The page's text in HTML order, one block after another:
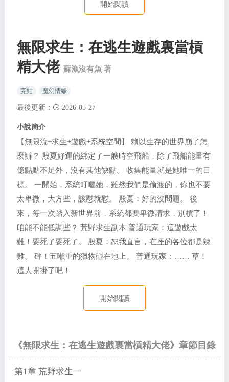
開始閱讀
無限求生：在逃生遊戲裏當槓
精大佬 蘇漁沒有魚 著
完結 魔幻情緣
最後更新： 2026-05-27
小說簡介
【無限流+求生+遊戲+系統空間】 賴以生存的世界崩了怎
麼辦？ 殷夏好運的綁定了一艘時空飛船，除了飛船能量有
億點點不足外，沒有其他缺點。 收集能量就是她唯一的目
標。 一開始，系統叮囑她，雖然我們是偷渡的，你也不要
太卑微，大方些，該懟就懟。 殷夏：好的沒問題。 後
來，每一次踏入新世界前，系統都要卑微請求，別槓了！
咱能不能低調些？ 荒野求生副本 普通玩家：這遊戲太
難！要死了要死了。 殷夏：恕我直言，在座的各位都是辣
雞。 砰！五噸重的獵物砸在地上。 普通玩家：…… 草！
這人開掛了吧！
開始閱讀
《無限求生：在逃生遊戲裏當槓精大佬》章節目錄
第1章 荒野求生一